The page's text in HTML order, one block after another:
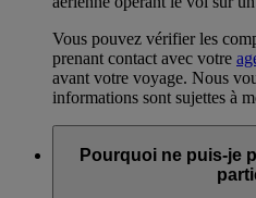
Vous pouvez vérifier les
prenant contact avec votre
avant votre voyage. Nous
informations sont sujettes à
Pourquoi ne puis-je